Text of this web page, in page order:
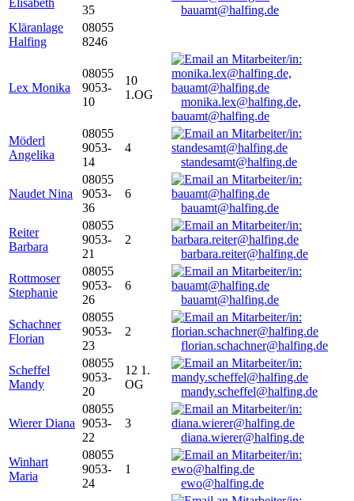
Elisabeth
35
bauamt@halfing.de
Kläranlage
Halfing
08055
8246
Lex Monika
08055
9053-
10
10
1.OG
monika.lex@halfing.de,
bauamt@halfing.de
Möderl
Angelika
08055
9053-
14
4
standesamt@halfing.de
Naudet Nina
08055
9053-
36
6
bauamt@halfing.de
Reiter
Barbara
08055
9053-
21
2
barbara.reiter@halfing.de
Rottmoser
Stephanie
08055
9053-
26
6
bauamt@halfing.de
Schachner
Florian
08055
9053-
23
2
florian.schachner@halfing.de
Scheffel
Mandy
08055
9053-
20
12 1.
OG
mandy.scheffel@halfing.de
Wierer Diana
08055
9053-
22
3
diana.wierer@halfing.de
Winhart
Maria
08055
9053-
24
1
ewo@halfing.de